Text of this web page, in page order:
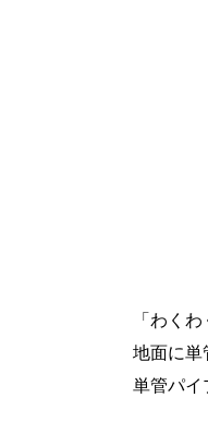
「わく
地面に単
単管パイ